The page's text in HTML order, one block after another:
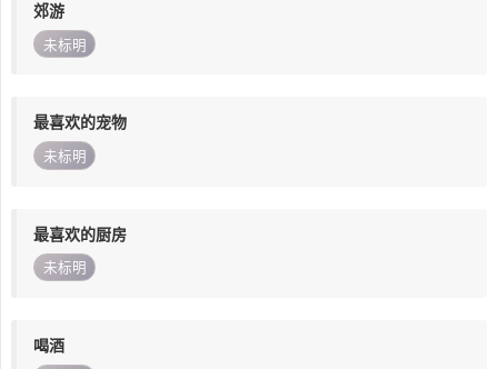
郊游
未标明
最喜欢的宠物
未标明
最喜欢的厨房
未标明
喝酒